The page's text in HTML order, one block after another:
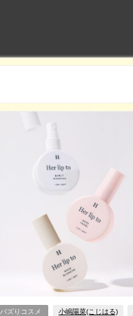
バズりコスメ 小嶋陽菜(こじはる)